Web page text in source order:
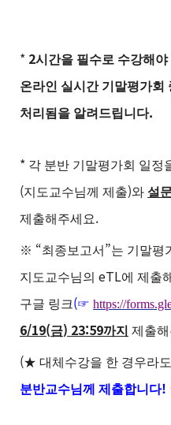
* 2시간을 필수로 수강해
온라인 실시간 기말평가회
처리됨을 알려드립니다.
* 각 분반 기말평가회 일정
(지도교수님께 제출)와 설
제출해주세요.
※ “최종보고서 ”는 기말평
지도교수님의 eTL에 제출
구글 링크(☞ https://
6/19(금) 23:59까지 제출
(★ 대체수강을 한 경우라도
분반교수님께 제출합니다!